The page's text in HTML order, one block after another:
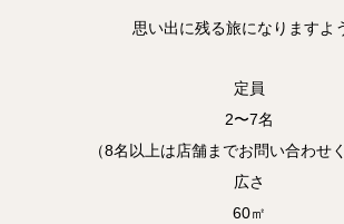
思い出に残る旅になりますよ
定員
2〜7名
（8名以上は店舗までお問い合わせ
広さ
60㎡